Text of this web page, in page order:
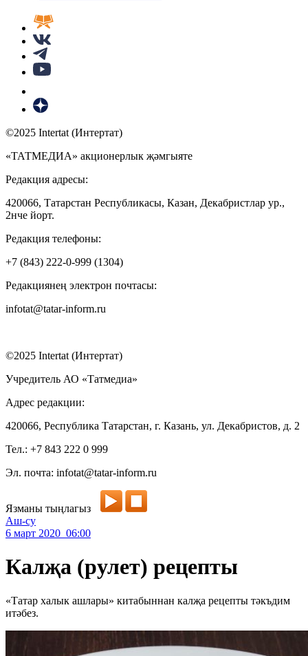
©2025 Intertat (Интертат)
«ТАТМЕДИА» акционерлык җәмгыяте
Редакция адресы:
420066, Татарстан Республикасы, Казан, Декабристлар ур.,
2нче йорт.
Редакция телефоны:
+7 (843) 222-0-999 (1304)
Редакциянең электрон почтасы:
infotat@tatar-inform.ru
©2025 Intertat (Интертат)
Учредитель АО «Татмедиа»
Адрес редакции:
420066, Республика Татарстан, г. Казань, ул. Декабристов, д. 2
Тел.: +7 843 222 0 999
Эл. почта: infotat@tatar-inform.ru
Язманы тыңлагыз
Аш-су
6 март 2020 06:00
Калҗа (рулет) рецепты
«Татар халык ашлары» китабыннан калҗа рецепты тәкъдим
итәбез.